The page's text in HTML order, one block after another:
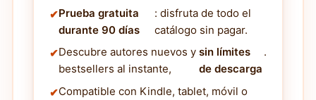
Prueba gratuita
durante 90 días
: disfruta de todo el
catálogo sin pagar.
Descubre autores nuevos y
bestsellers al instante,
sin límites
de descarga
.
Compatible con Kindle, tablet, móvil o